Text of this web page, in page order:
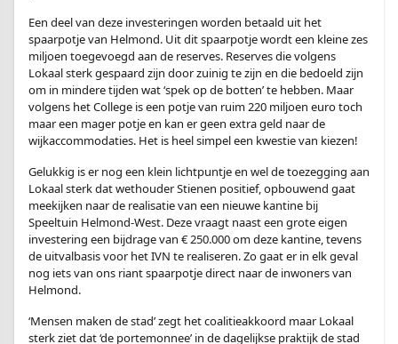
Een deel van deze investeringen worden betaald uit het
spaarpotje van Helmond. Uit dit spaarpotje wordt een kleine zes
miljoen toegevoegd aan de reserves. Reserves die volgens
Lokaal sterk gespaard zijn door zuinig te zijn en die bedoeld zijn
om in mindere tijden wat ‘spek op de botten’ te hebben. Maar
volgens het College is een potje van ruim 220 miljoen euro toch
maar een mager potje en kan er geen extra geld naar de
wijkaccommodaties. Het is heel simpel een kwestie van kiezen!
Gelukkig is er nog een klein lichtpuntje en wel de toezegging aan
Lokaal sterk dat wethouder Stienen positief, opbouwend gaat
meekijken naar de realisatie van een nieuwe kantine bij
Speeltuin Helmond-West. Deze vraagt naast een grote eigen
investering een bijdrage van € 250.000 om deze kantine, tevens
de uitvalbasis voor het IVN te realiseren. Zo gaat er in elk geval
nog iets van ons riant spaarpotje direct naar de inwoners van
Helmond.
‘Mensen maken de stad’ zegt het coalitieakkoord maar Lokaal
sterk ziet dat ‘de portemonnee’ in de dagelijkse praktijk de stad